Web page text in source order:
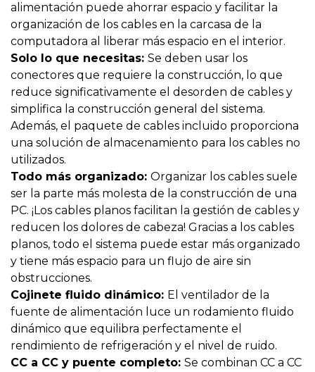
alimentación puede ahorrar espacio y facilitar la
organización de los cables en la carcasa de la
computadora al liberar más espacio en el interior.
Solo lo que necesitas: Se deben usar los
conectores que requiere la construcción, lo que
reduce significativamente el desorden de cables y
simplifica la construcción general del sistema.
Además, el paquete de cables incluido proporciona
una solución de almacenamiento para los cables no
utilizados.
Todo más organizado: Organizar los cables suele
ser la parte más molesta de la construcción de una
PC. ¡Los cables planos facilitan la gestión de cables y
reducen los dolores de cabeza! Gracias a los cables
planos, todo el sistema puede estar más organizado
y tiene más espacio para un flujo de aire sin
obstrucciones.
Cojinete fluido dinámico: El ventilador de la
fuente de alimentación luce un rodamiento fluido
dinámico que equilibra perfectamente el
rendimiento de refrigeración y el nivel de ruido.
CC a CC y puente completo: Se combinan CC a CC